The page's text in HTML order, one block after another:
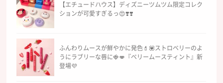
【エチュードハウス】ディズニーツムツム限定コレク
ションが可愛すぎるっ😍❣️❣️
ふんわりムースが鮮やかに発色💄💟ストロベリーのよ
うにラブリーな唇に🍓💋『ベリームースティント』新
登場💜